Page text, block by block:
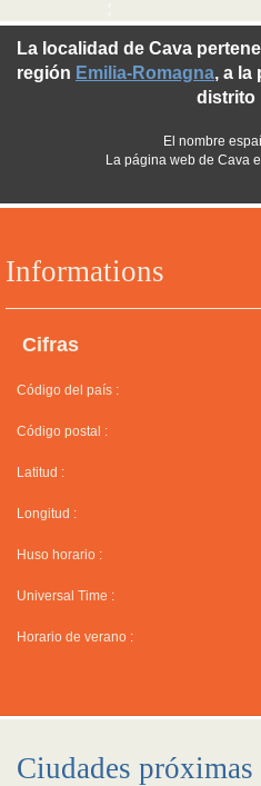
Informations
Cifras
Código del país :
Código postal :
Latitud :
Longitud :
Huso horario :
Universal Time :
Horario de verano :
La localidad de Cava
región Emilia-Romagna, a la
distrito
El nombre
La página web de Cava
Ciudades próximas